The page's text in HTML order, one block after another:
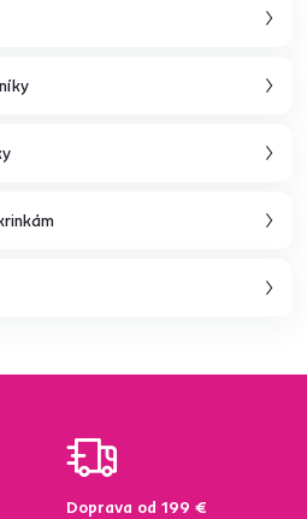
Doprava od 199 €